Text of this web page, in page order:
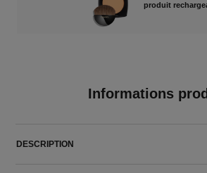
produit
Informations
DESCRIPTION